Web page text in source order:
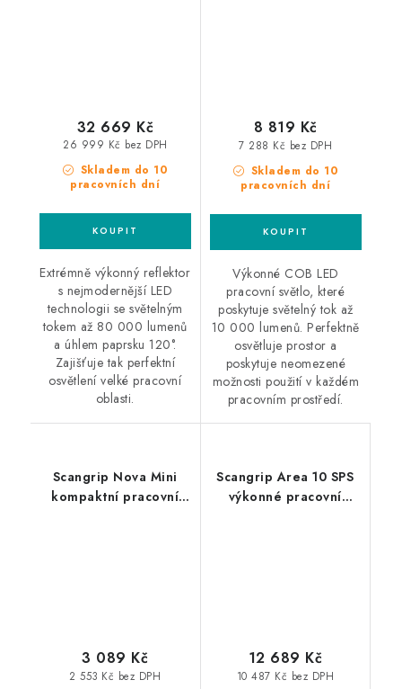
Skladem do 10
pracovních dní
26 999 Kč bez DPH
32 669 Kč
Extrémně výkonný reflektor
s nejmodernější LED
technologii se světelným
tokem až 80 000 lumenů
a úhlem paprsku 120°.
Zajišťuje tak perfektní
osvětlení velké pracovní
oblasti.
Skladem do 10
pracovních dní
7 288 Kč bez DPH
8 819 Kč
Výkonné COB LED
pracovní světlo, které
poskytuje světelný tok až
10 000 lumenů. Perfektně
osvětluje prostor a
poskytuje neomezené
možnosti použití v každém
pracovním prostředí.
Scangrip Nova Mini
kompaktní pracovní
2 553 Kč bez DPH
3 089 Kč
Scangrip Area 10 SPS
výkonné pracovní
10 487 Kč bez DPH
12 689 Kč